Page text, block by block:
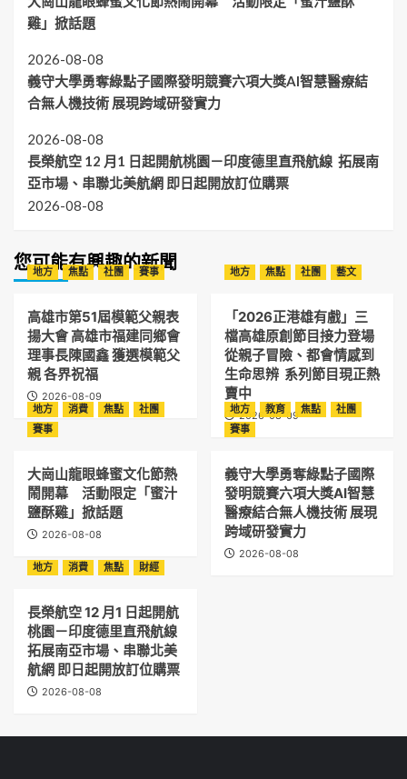
雞」掀話題
2026-08-08
義守大學勇奪綠點子國際發明競賽六項大獎AI智慧醫療結
合無人機技術 展現跨域研發實力
2026-08-08
長榮航空 12 月1 日起開航桃園－印度德里直飛航線 拓展南
亞市場、串聯北美航網 即日起開放訂位購票
2026-08-08
您可能有興趣的新聞
地方 焦點 社團 賽事
高雄市第51屆模範父親表
揚大會 高雄市福建同鄉會
理事長陳國鑫 獲選模範父
親 各界祝福
2026-08-09
地方 焦點 社團 藝文
「2026正港雄有戲」三
檔高雄原創節目接力登場
從親子冒險、都會情感到
生命思辨 系列節目現正熱
賣中
2026-08-09
地方 消費 焦點
社團
賽事
大崗山龍眼蜂蜜文化節熱
鬧開幕 活動限定「蜜汁
鹽酥雞」掀話題
2026-08-08
地方 教育 焦點
社團
賽事
義守大學勇奪綠點子國際
發明競賽六項大獎AI智慧
醫療結合無人機技術 展現
跨域研發實力
2026-08-08
地方
消費 焦點 財經
長榮航空 12 月1 日起開航
桃園－印度德里直飛航線
拓展南亞市場、串聯北美
航網 即日起開放訂位購票
2026-08-08